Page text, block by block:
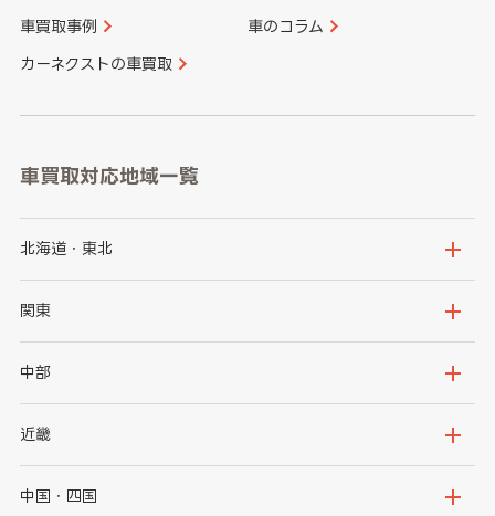
車買取事例 車のコラム
カーネクストの車買取
車買取対応地域一覧
北海道・東北
北海道
岩手県
秋田県
関東
茨城県
群馬県
千葉県
中部
新潟県
石川県
近畿
大阪府
中国・四国